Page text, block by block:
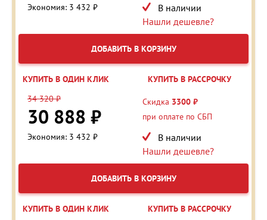
Экономия: 3 432 ₽
В наличии
Нашли дешевле?
ДОБАВИТЬ В КОРЗИНУ
КУПИТЬ В ОДИН КЛИК
КУПИТЬ В РАССРОЧКУ
34 320 ₽
30 888 ₽
Экономия: 3 432 ₽
Скидка 3300 ₽
при оплате по СБП
В наличии
Нашли дешевле?
ДОБАВИТЬ В КОРЗИНУ
КУПИТЬ В ОДИН КЛИК
КУПИТЬ В РАССРОЧКУ